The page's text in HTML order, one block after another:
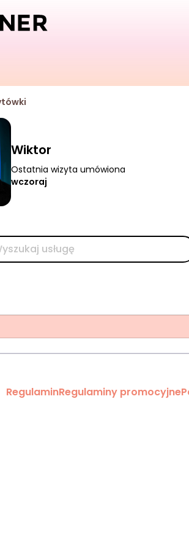
Wiktor
Ostatnia wizyta umówiona
wczoraj
RegulaminRegulaminy promocyjne